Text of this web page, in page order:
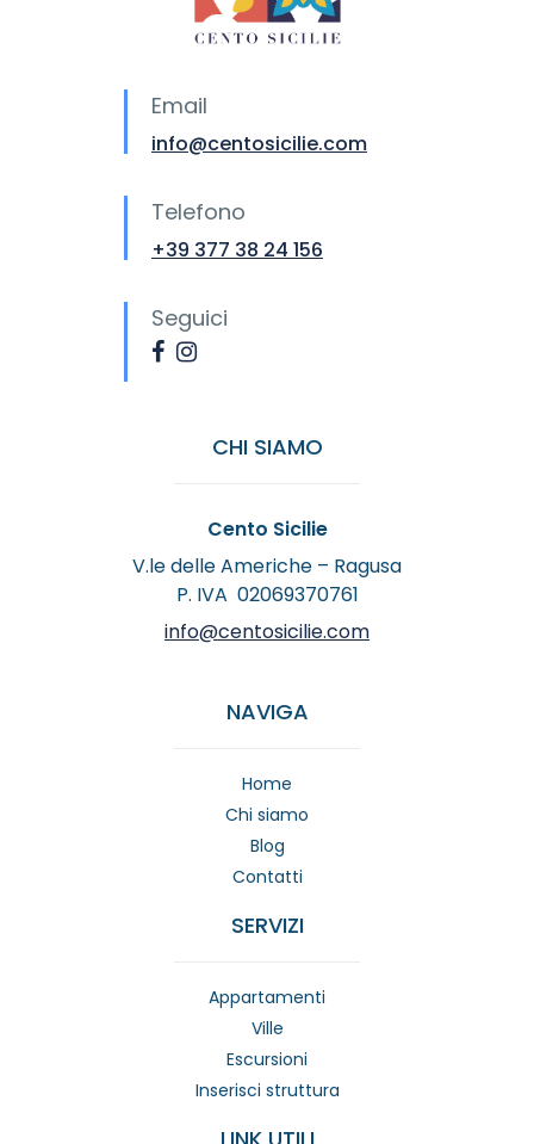
Email
info@centosicilie.com
Telefono
+39 377 38 24 156
Seguici
CHI SIAMO
Cento Sicilie
V.le delle Americhe – Ragusa
P. IVA 02069370761
info@centosicilie.com
NAVIGA
Home
Chi siamo
Blog
Contatti
SERVIZI
Appartamenti
Ville
Escursioni
Inserisci struttura